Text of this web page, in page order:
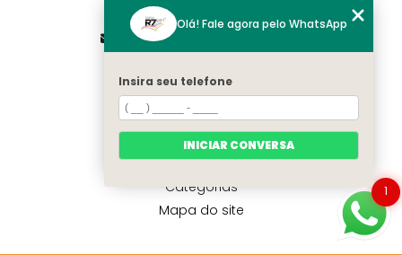
(11) 98784-6664
atendimento@r7print.com.br
MENU
Home
Quem somos
Contato
Categorias
Mapa do site
1
Olá! Fale agora pelo WhatsApp
Insira seu telefone
INICIAR CONVERSA